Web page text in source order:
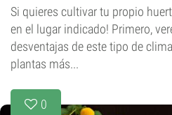
Si quieres cultivar tu propio
en el lugar indicado! Primero,
desventajas de este tipo de
plantas más...
0